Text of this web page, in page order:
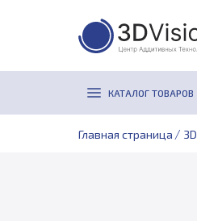
КАТАЛОГ ТОВАРОВ
Главная страница /